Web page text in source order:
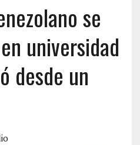
se
universidad
desde un